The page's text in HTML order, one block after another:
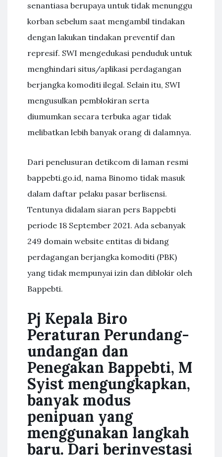
senantiasa berupaya untuk tidak menunggu
korban sebelum saat mengambil tindakan
dengan lakukan tindakan preventif dan
represif. SWI mengedukasi penduduk untuk
menghindari situs/aplikasi perdagangan
berjangka komoditi ilegal. Selain itu, SWI
mengusulkan pemblokiran serta
diumumkan secara terbuka agar tidak
melibatkan lebih banyak orang di dalamnya.
Dari penelusuran detikcom di laman resmi
bappebti.go.id, nama Binomo tidak masuk
dalam daftar pelaku pasar berlisensi.
Tentunya didalam siaran pers Bappebti
periode 18 September 2021. Ada sebanyak
249 domain website entitas di bidang
perdagangan berjangka komoditi (PBK)
yang tidak mempunyai izin dan diblokir oleh
Bappebti.
Pj Kepala Biro
Peraturan Perundang-
undangan dan
Penegakan Bappebti, M
Syist mengungkapkan,
banyak modus
penipuan yang
menggunakan langkah
baru. Dari berinvestasi